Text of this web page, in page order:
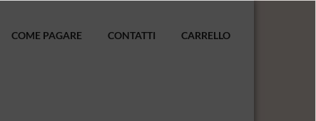
COME PAGARE CONTATTI CARRELLO